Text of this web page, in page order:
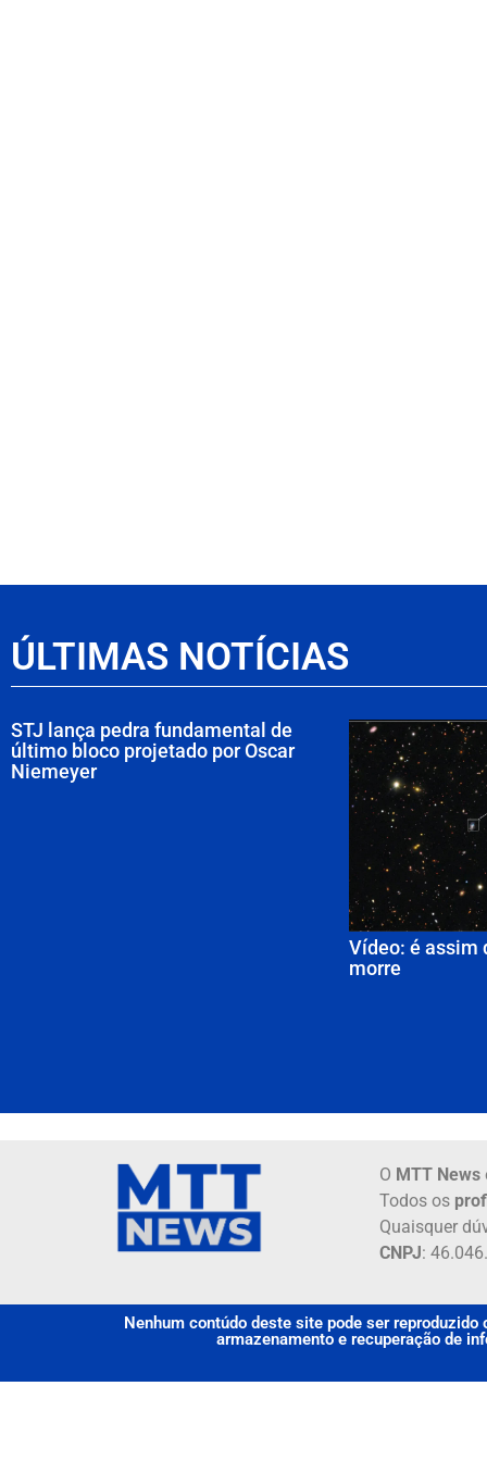
ÚLTIMAS NOTÍCIAS
STJ lança pedra fundamental de
último bloco projetado por Oscar
Niemeyer
Vídeo: é assim
morre
O MTT News
Todos os
Quaisquer
CNPJ:
Nenhum contúdo deste site pode ser
armazenamento e recuperação de